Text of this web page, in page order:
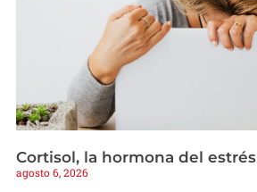
Cortisol, la hormona del estrés
agosto 6, 2026